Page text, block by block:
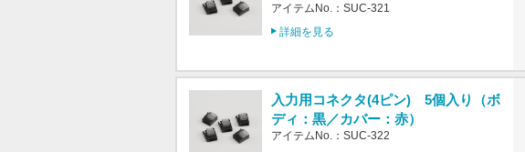
アイテムNo.：SUC-321
詳細を見る
入力用コネクタ(4ピン) 5個入り（ボ
ディ：黒／カバー：赤）
アイテムNo.：SUC-322